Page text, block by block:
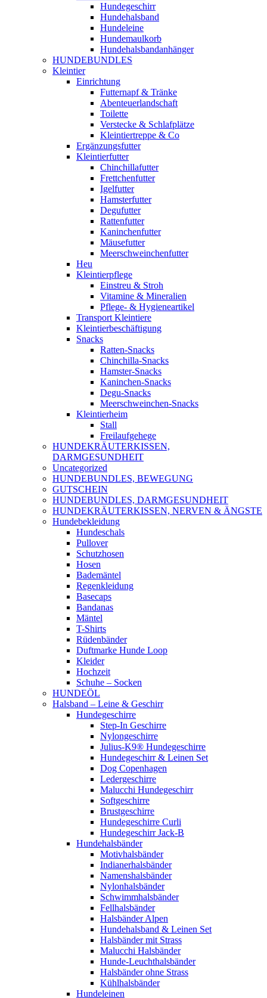
Hundegeschirr
Hundehalsband
Hundeleine
Hundemaulkorb
Hundehalsbandanhänger
HUNDEBUNDLES
Kleintier
Einrichtung
Futternapf & Tränke
Abenteuerlandschaft
Toilette
Verstecke & Schlafplätze
Kleintiertreppe & Co
Ergänzungsfutter
Kleintierfutter
Chinchillafutter
Frettchenfutter
Igelfutter
Hamsterfutter
Degufutter
Rattenfutter
Kaninchenfutter
Mäusefutter
Meerschweinchenfutter
Heu
Kleintierpflege
Einstreu & Stroh
Vitamine & Mineralien
Pflege- & Hygieneartikel
Transport Kleintiere
Kleintierbeschäftigung
Snacks
Ratten-Snacks
Chinchilla-Snacks
Hamster-Snacks
Kaninchen-Snacks
Degu-Snacks
Meerschweinchen-Snacks
Kleintierheim
Stall
Freilaufgehege
HUNDEKRÄUTERKISSEN,
DARMGESUNDHEIT
Uncategorized
HUNDEBUNDLES, BEWEGUNG
GUTSCHEIN
HUNDEBUNDLES, DARMGESUNDHEIT
HUNDEKRÄUTERKISSEN, NERVEN & ÄNGSTE
Hundebekleidung
Hundeschals
Pullover
Schutzhosen
Hosen
Bademäntel
Regenkleidung
Basecaps
Bandanas
Mäntel
T-Shirts
Rüdenbänder
Duftmarke Hunde Loop
Kleider
Hochzeit
Schuhe – Socken
HUNDEÖL
Halsband – Leine & Geschirr
Hundegeschirre
Step-In Geschirre
Nylongeschirre
Julius-K9® Hundegeschirre
Hundegeschirr & Leinen Set
Dog Copenhagen
Ledergeschirre
Malucchi Hundegeschirr
Softgeschirre
Brustgeschirre
Hundegeschirre Curli
Hundegeschirr Jack-B
Hundehalsbänder
Motivhalsbänder
Indianerhalsbänder
Namenshalsbänder
Nylonhalsbänder
Schwimmhalsbänder
Fellhalsbänder
Halsbänder Alpen
Hundehalsband & Leinen Set
Halsbänder mit Strass
Malucchi Halsbänder
Hunde-Leuchthalsbänder
Halsbänder ohne Strass
Kühlhalsbänder
Hundeleinen